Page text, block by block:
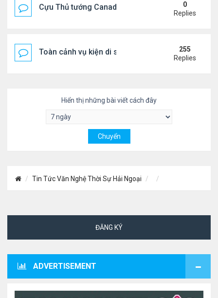
Cựu Thủ tướng Canada đắm đuối khóa môi Katy
0
Replies
Toàn cảnh vụ kiện di sản CNS VŨ LINH
255
Replies
Hiển thị những bài viết cách đây
Tin Tức Văn Nghệ Thời Sự Hải Ngoại
ĐĂNG KÝ
ADVERTISEMENT